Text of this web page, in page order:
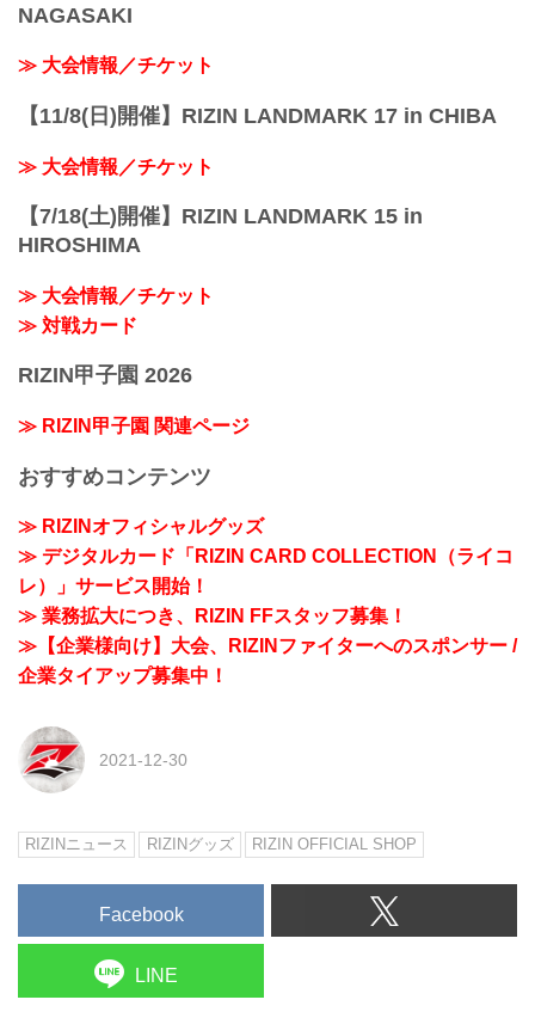
NAGASAKI
≫ 大会情報／チケット
【11/8(日)開催】RIZIN LANDMARK 17 in CHIBA
≫ 大会情報／チケット
【7/18(土)開催】RIZIN LANDMARK 15 in
HIROSHIMA
≫ 大会情報／チケット
≫ 対戦カード
RIZIN甲子園 2026
≫ RIZIN甲子園 関連ページ
おすすめコンテンツ
≫ RIZINオフィシャルグッズ
≫ デジタルカード「RIZIN CARD COLLECTION（ライコ
レ）」サービス開始！
≫ 業務拡大につき、RIZIN FFスタッフ募集！
≫【企業様向け】大会、RIZINファイターへのスポンサー /
企業タイアップ募集中！
2021-12-30
RIZINニュース RIZINグッズ RIZIN OFFICIAL SHOP
Facebook
LINE